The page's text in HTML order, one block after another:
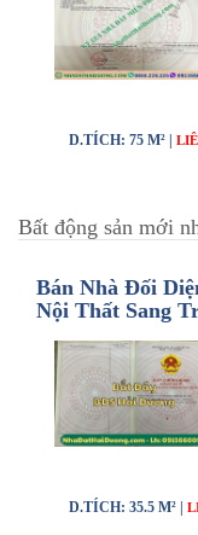
D.TÍCH: 75 M² |
Bất động sản mới
Bán Nhà Đối
Nội Thất Sang
D.TÍCH: 35.5 M² |